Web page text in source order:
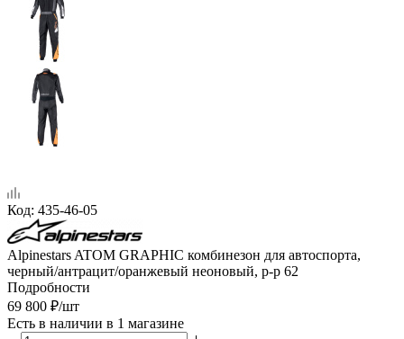
Код: 435-46-05
Alpinestars ATOM GRAPHIC комбинезон для автоспорта,
черный/антрацит/оранжевый неоновый, р-р 62
Подробности
69 800 ₽/шт
Есть в наличии в 1 магазине